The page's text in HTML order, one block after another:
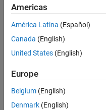
ついて
kazuma
kaneda
2019
2
Answers
Americas
América Latina (Español)
Canada (English)
United States (English)
Europe
Belgium (English)
Denmark (English)